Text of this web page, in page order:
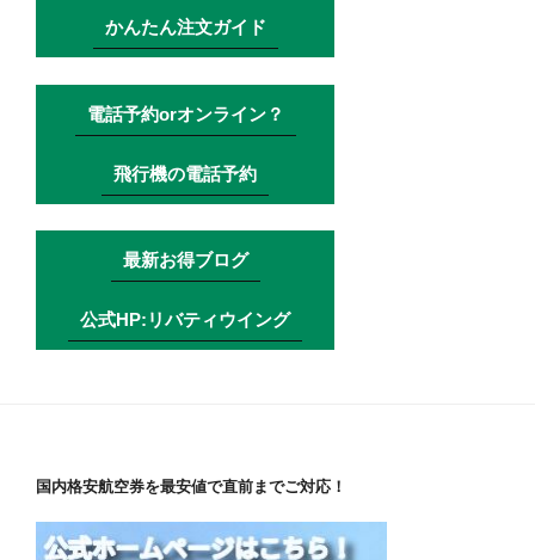
かんたん注文ガイド
電話予約orオンライン？
飛行機の電話予約
最新お得ブログ
公式HP:リバティウイング
国内格安航空券を最安値で直前までご対応！